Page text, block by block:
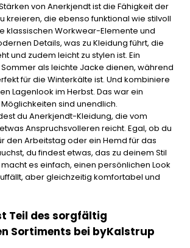
von Anerkjendt ist die Fähigkeit der
kreieren, die ebenso funktional wie stilvoll
klassischen Workwear-Elemente und
Details, was zu Kleidung führt, die
und zudem leicht zu stylen ist. Ein
als leichte Jacke dienen, während
für die Winterkälte ist. Und kombiniere
Lagenlook im Herbst. Das war ein
sind unendlich.
du Anerkjendt-Kleidung, die vom
Anspruchsvolleren reicht. Egal, ob du
den Arbeitstag oder ein Hemd für das
du findest etwas, das zu deinem Stil
es einfach, einen persönlichen Look
aber gleichzeitig komfortabel und
Teil des sorgfältig
Sortiments bei byKalstrup